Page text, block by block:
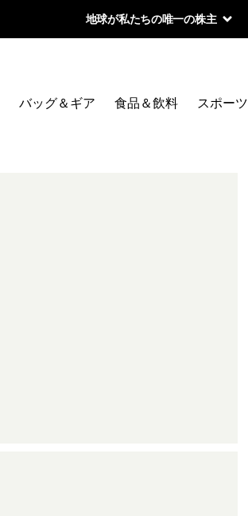
地球が私たちの唯一の株主
バッグ＆ギア 食品＆飲料 スポーツ